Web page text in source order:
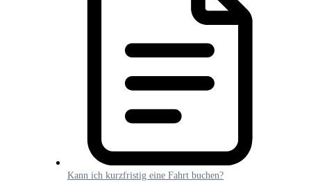
Kann ich kurzfristig eine Fahrt buchen?